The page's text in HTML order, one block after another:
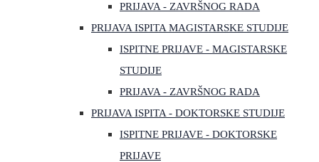
PRIJAVA - ZAVRŠNOG RADA
PRIJAVA ISPITA MAGISTARSKE STUDIJE
ISPITNE PRIJAVE - MAGISTARSKE
STUDIJE
PRIJAVA - ZAVRŠNOG RADA
PRIJAVA ISPITA - DOKTORSKE STUDIJE
ISPITNE PRIJAVE - DOKTORSKE
PRIJAVE